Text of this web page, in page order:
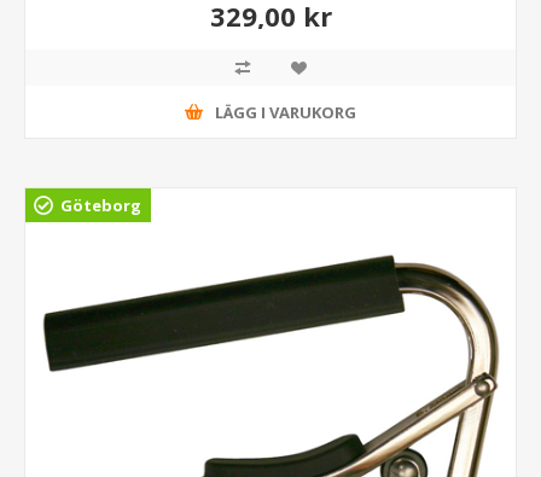
329,00 kr
LÄGG I VARUKORG
Göteborg